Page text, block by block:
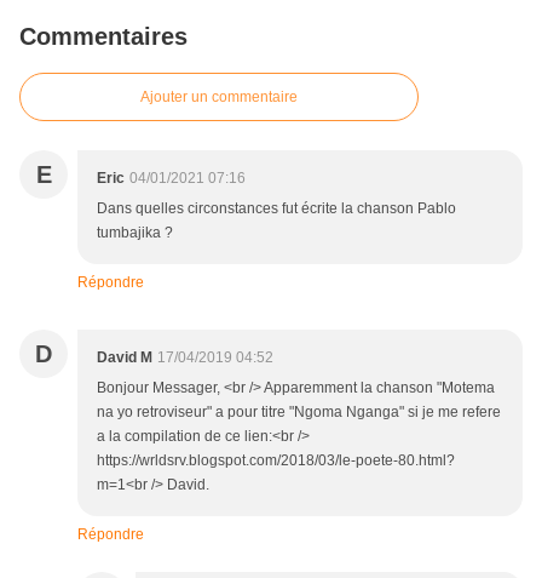
Commentaires
Ajouter un commentaire
E Eric 04/01/2021 07:16
Dans quelles circonstances fut écrite la chanson Pablo
tumbajika ?
Répondre
D David M 17/04/2019 04:52
Bonjour Messager, <br /> Apparemment la chanson "Motema
na yo retroviseur" a pour titre "Ngoma Nganga" si je me refere
a la compilation de ce lien:<br />
https://wrldsrv.blogspot.com/2018/03/le-poete-80.html?
m=1<br /> David.
Répondre